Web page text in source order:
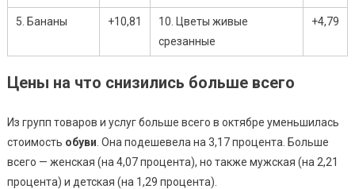
5. Бананы +10,81
10. Цветы живые
срезанные
+4,79
Цены на что снизились больше всего
Из групп товаров и услуг больше всего в октябре уменьшилась
стоимость обуви . Она подешевела на 3,17 процента. Больше
всего — женская (на 4,07 процента), но также мужская (на 2,21
процента) и детская (на 1,29 процента).